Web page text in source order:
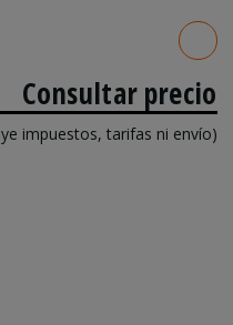
Consultar precio
impuestos, tarifas ni envío)